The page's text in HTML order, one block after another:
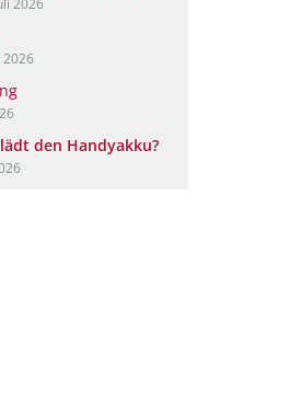
2026
2026
den Handyakku?